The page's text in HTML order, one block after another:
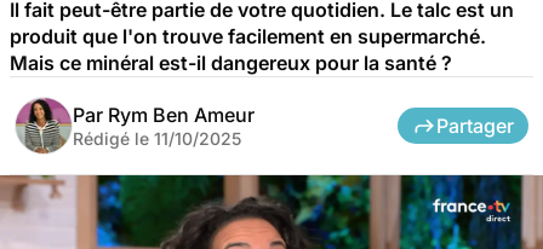
Il fait peut-être partie de votre quotidien. Le talc est un
produit que l'on trouve facilement en supermarché.
Mais ce minéral est-il dangereux pour la santé ?
Par Rym Ben Ameur
Rédigé le 11/10/2025
Partager